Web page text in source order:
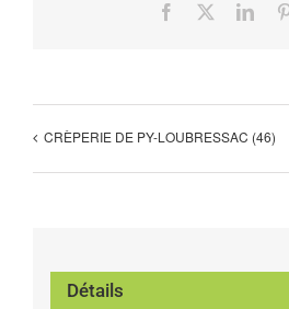
Facebook
CRÈPERIE DE PY-LOUBRESSAC (46)
Détails